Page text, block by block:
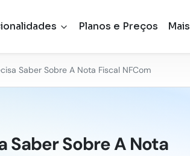
Planos e Preços Mais
Saber Sobre A Nota Fiscal NFCom
Saber Sobre A Nota